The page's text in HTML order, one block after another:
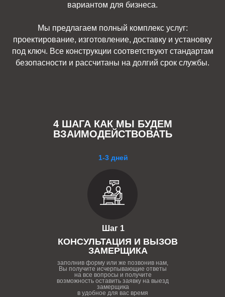
вариантом для бизнеса.
Мы предлагаем полный комплекс услуг:
проектирование, изготовление, доставку и установку
под ключ. Все конструкции соответствуют стандартам
безопасности и рассчитаны на долгий срок службы.
4 ШАГА КАК МЫ БУДЕМ
ВЗАИМОДЕЙСТВОВАТЬ
1-3 дней
Шаг 1
КОНСУЛЬТАЦИЯ И ВЫЗОВ
ЗАМЕРЩИКА
заполнив форму или же позвонив нам,
Вы получите исчерпывающие ответы
на все вопросы и получите
возможность оставить заявку на выезд
замерщика
в удобное для вас время